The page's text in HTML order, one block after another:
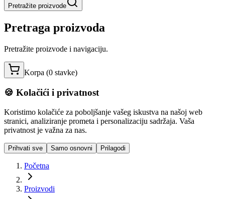
Pretražite proizvode
Pretraga proizvoda
Pretražite proizvode i navigaciju.
Korpa (0 stavke)
🍪 Kolačići i privatnost
Koristimo kolačiće za poboljšanje vašeg iskustva na našoj web
stranici, analiziranje prometa i personalizaciju sadržaja. Vaša
privatnost je važna za nas.
Prihvati sve Samo osnovni Prilagodi
Početna
Proizvodi